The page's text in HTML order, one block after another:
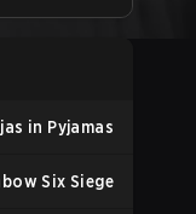
in Pyjamas
Six Siege